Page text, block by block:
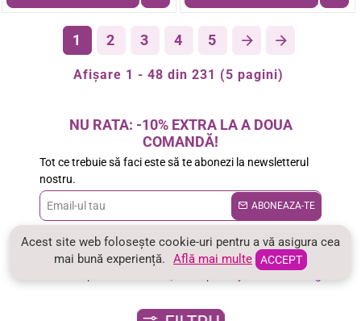
1 2 3 4 5
Afişare 1 - 48 din 231 (5 pagini)
NU RATA: -10% EXTRA LA A DOUA
COMANDĂ!
Tot ce trebuie să faci este să te abonezi la newsletterul
nostru.
Email-
ul
tau
ABONEAZA-TE
Am citit şi sunt de acord cu Politica de confidentialitate
Copyright © 2026 CRISSAshop.ro |CRISSA®marcă înregistrată
Acest site web folosește cookie-uri pentru a vă asigura cea
mai bună experiență.
Află mai multe ACCEPT